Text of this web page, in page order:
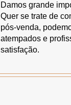
Damos grande
Quer se trate de
pós-venda,
atempados e
satisfação.